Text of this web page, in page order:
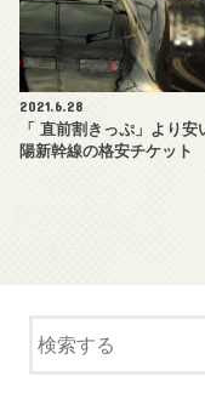
2021.6.28
「 直前割きっぷ」より安
陽新幹線の格安チケット